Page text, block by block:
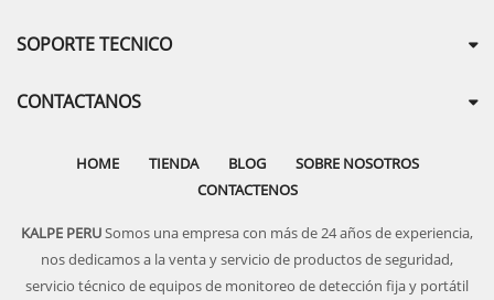
SOPORTE TECNICO
CONTACTANOS
HOME TIENDA BLOG
SOBRE NOSOTROS
CONTACTENOS
KALPE PERUSomos una empresa con más de 24 años de experiencia,
nos dedicamos a la venta y servicio de productos de seguridad,
servicio técnico de equipos de monitoreo de detección fija y portátil